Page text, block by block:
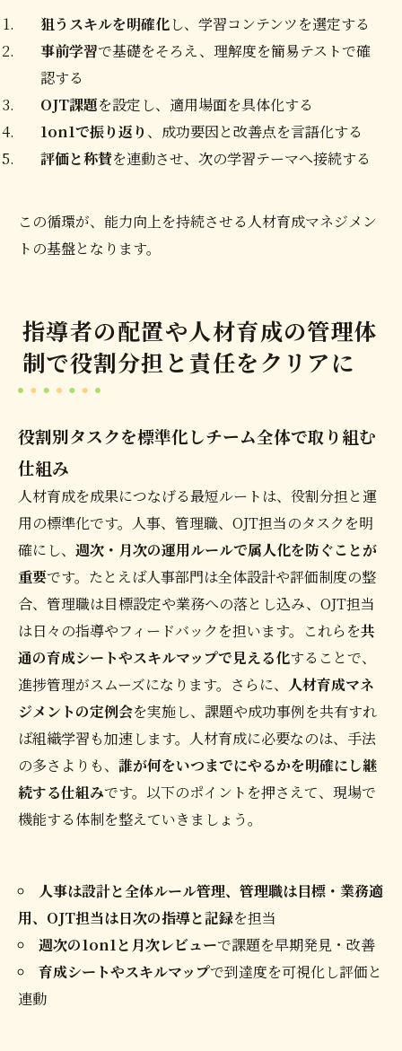
狙うスキルを明確化し、学習コンテンツを選定する
事前学習で基礎をそろえ、理解度を簡易テストで確
認する
OJT課題を設定し、適用場面を具体化する
1on1で振り返り、成功要因と改善点を言語化する
評価と称賛を連動させ、次の学習テーマへ接続する
この循環が、能力向上を持続させる人材育成マネジメン
トの基盤となります。
指導者の配置や人材育成の管理体
制で役割分担と責任をクリアに
役割別タスクを標準化しチーム全体で取り組む
仕組み
人材育成を成果につなげる最短ルートは、役割分担と運
用の標準化です。人事、管理職、OJT担当のタスクを明
確にし、 週次・月次の運用ルールで属人化を防ぐことが
重要です。たとえば人事部門は全体設計や評価制度の整
合、管理職は目標設定や業務への落とし込み、OJT担当
は日々の指導やフィードバックを担います。これらを共
通の育成シートやスキルマップで見える化することで、
進捗管理がスムーズになります。さらに、 人材育成マネ
ジメントの定例会を実施し、課題や成功事例を共有すれ
ば組織学習も加速します。人材育成に必要なのは、手法
の多さよりも、 誰が何をいつまでにやるかを明確にし継
続する仕組みです。以下のポイントを押さえて、現場で
機能する体制を整えていきましょう。
人事は設計と全体ルール管理、管理職は目標・業務適
用、OJT担当は日次の指導と記録を担当
週次の1on1と月次レビューで課題を早期発見・改善
育成シートやスキルマップで到達度を可視化し評価と
連動